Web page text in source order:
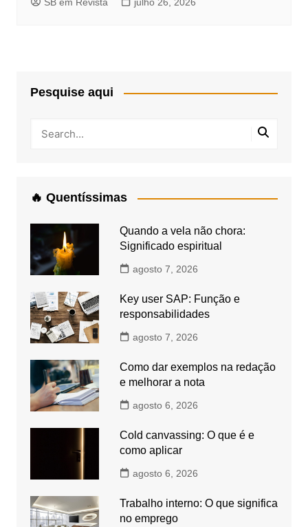
SB em Revista julho 26, 2026
Pesquise aqui
🔥 Quentíssimas
Quando a vela não chora:
Significado espiritual
agosto 7, 2026
Key user SAP: Função e
responsabilidades
agosto 7, 2026
Como dar exemplos na redação
e melhorar a nota
agosto 6, 2026
Cold canvassing: O que é e
como aplicar
agosto 6, 2026
Trabalho interno: O que significa
no emprego